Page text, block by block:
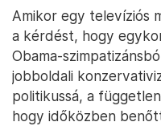
Amikor egy televíziós
a kérdést, hogy
Obama-
jobboldali
politikussá, a
hogy időközben